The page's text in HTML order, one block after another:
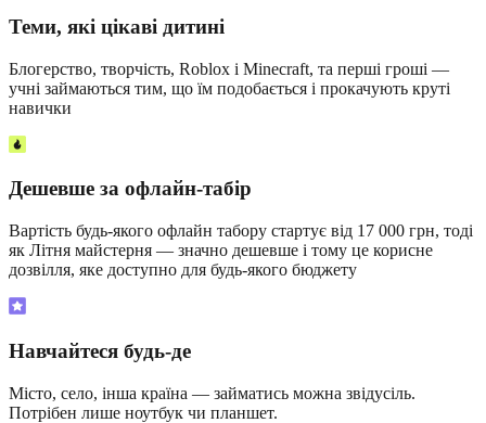
Теми, які цікаві дитині
Блогерство, творчість, Roblox і Minecraft, та перші гроші —
учні займаються тим, що їм подобається і прокачують круті
навички
Дешевше за офлайн-табір
Вартість будь-якого офлайн табору стартує від 17 000 грн, тоді
як Літня майстерня — значно дешевше і тому це корисне
дозвілля, яке доступно для будь-якого бюджету
Навчайтеся будь-де
Місто, село, інша країна — займатись можна звідусіль.
Потрібен лише ноутбук чи планшет.